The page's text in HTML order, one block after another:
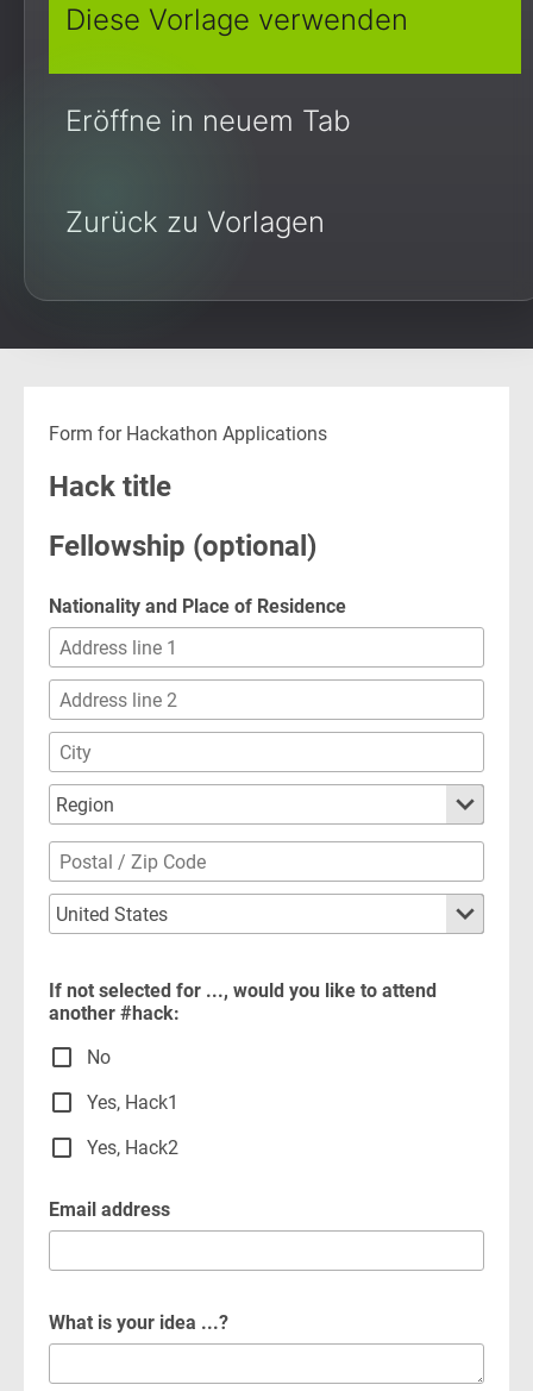
Diese Vorlage verwenden
Eröffne in neuem Tab
Zurück zu Vorlagen